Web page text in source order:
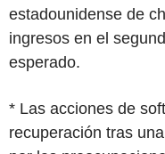
estadounidense de
ingresos en el
esperado.
* Las acciones de
recuperación tras